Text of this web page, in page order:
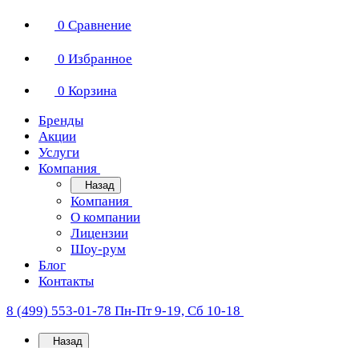
0 Сравнение
0 Избранное
0 Корзина
Бренды
Акции
Услуги
Компания
Назад
Компания
О компании
Лицензии
Шоу-рум
Блог
Контакты
8 (499) 553-01-78 Пн-Пт 9-19, Сб 10-18
Назад